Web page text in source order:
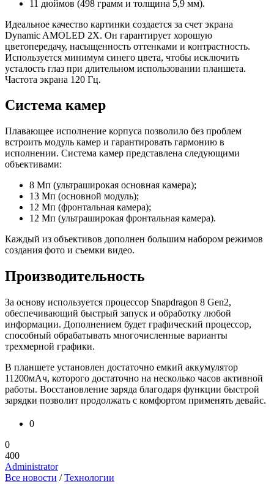
11 дюймов (498 грамм и толщина 5,9 мм).
Идеальное качество картинки создается за счет экрана
Dynamic AMOLED 2X. Он гарантирует хорошую
цветопередачу, насыщенность оттенками и контрастность.
Используется минимум синего цвета, чтобы исключить
усталость глаз при длительном использовании планшета.
Частота экрана 120 Гц.
Система камер
Плавающее исполнение корпуса позволило без проблем
встроить модуль камер и гарантировать гармонию в
исполнении. Система камер представлена следующими
объективами:
8 Мп (ультраширокая основная камера);
13 Мп (основной модуль);
12 Мп (фронтальная камера);
12 Мп (ультраширокая фронтальная камера).
Каждый из объективов дополнен большим набором режимов
создания фото и съемки видео.
Производительность
За основу используется процессор Snapdragon 8 Gen2,
обеспечивающий быстрый запуск и обработку любой
информации. Дополнением будет графический процессор,
способный обрабатывать многочисленные варианты
трехмерной графики.
В планшете установлен достаточно емкий аккумулятор
11200мАч, которого достаточно на несколько часов активной
работы. Восстановление заряда благодаря функции быстрой
зарядки позволит продолжать с комфортом применять девайс.
0
0
400
Administrator
Все новости /Технологии